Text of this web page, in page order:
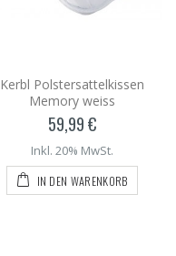
Kerbl Polstersattelkissen
Memory weiss
59,99 €
Inkl. 20% MwSt.
IN DEN WARENKORB